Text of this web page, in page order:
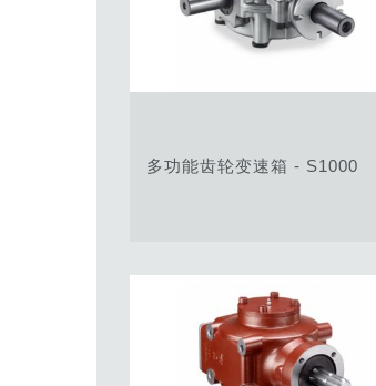
多功能齿轮变速箱 - S1000